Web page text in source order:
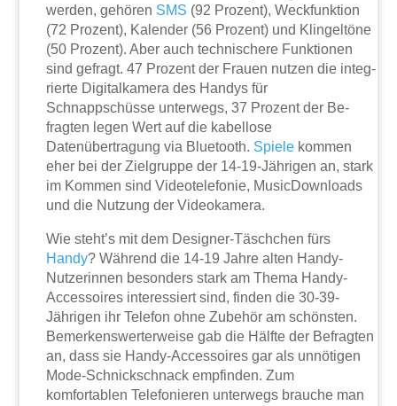
werden, gehören SMS (92 Prozent), Weckfunktion
(72 Prozent), Kalender (56 Prozent) und Klingeltöne
(50 Prozent). Aber auch technischere Funktionen
sind gefragt. 47 Prozent der Frauen nutzen die integ­
rierte Digitalkamera des Handys für
Schnappschüsse unterwegs, 37 Prozent der Be­
fragten legen Wert auf die kabellose
Datenübertragung via Bluetooth. Spiele kommen
eher bei der Zielgruppe der 14-19-Jährigen an, stark
im Kommen sind Videotelefonie, MusicDownloads
und die Nutzung der Videokamera.
Wie steht’s mit dem Designer-Täschchen fürs
Handy? Während die 14-19 Jahre alten Handy-
Nutzerinnen besonders stark am Thema Handy-
Accessoires interessiert sind, finden die 30-39-
Jährigen ihr Telefon ohne Zubehör am schönsten.
Bemerkenswerter­weise gab die Hälfte der Befragten
an, dass sie Handy-Accessoires gar als unnötigen
Mode-Schnickschnack empfinden. Zum
komfortablen Telefonieren unterwegs brauche man